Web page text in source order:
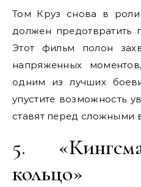
Том Круз снова в
должен предотвратить
Этот фильм полон
напряженных
одним из лучших
упустите возможность
ставят перед сложными
5.
кольцо»